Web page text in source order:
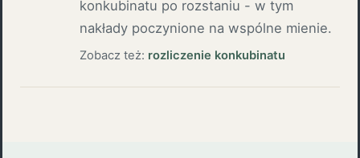
konkubinatu po rozstaniu - w tym
nakłady poczynione na wspólne mienie.
Zobacz też: rozliczenie konkubinatu